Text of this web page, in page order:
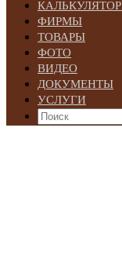
ФИРМЫ
ТОВАРЫ
ФОТО
ВИДЕО
ДОКУМЕНТЫ
УСЛУГИ